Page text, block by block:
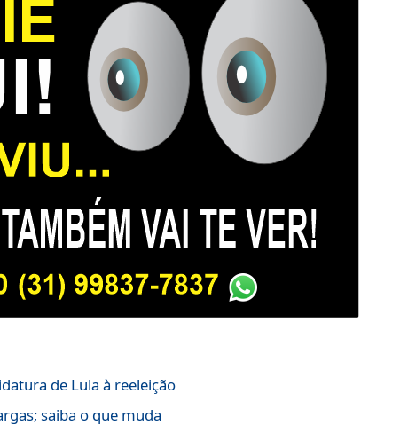
de Lula à reeleição
saiba o que muda